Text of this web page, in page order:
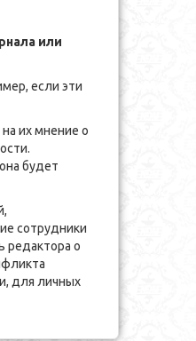
или
если эти
их мнение о
будет
сотрудники
редактора о
для личных